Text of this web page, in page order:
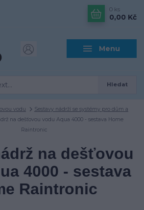
Menu
Hledat
0 ks
0,00 Kč
vodu
Sestavy nádrží se systémy pro dům a
na dešťovou vodu Aqua 4000 - sestava Home
Raintronic
na dešťovou
4000 - sestava
Raintronic